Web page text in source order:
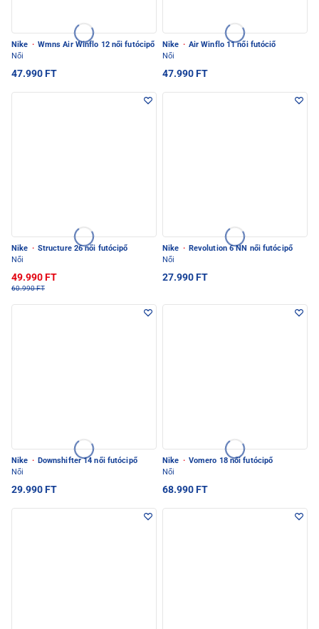
Nike · Wmns Air Winflo 12 női futócipő
Női
47.990 FT
Nike · Air Winflo 11 női futóciő
Női
47.990 FT
Nike · Structure 26 női futócipő
Női
49.990 FT
60.990 FT
Nike · Revolution 6 NN női futócipő
Női
27.990 FT
Nike · Downshifter 14 női futócipő
Női
29.990 FT
Nike · Vomero 18 női futócipő
Női
68.990 FT